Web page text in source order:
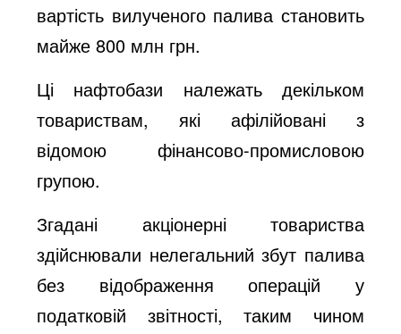
вартість вилученого палива становить
майже 800 млн грн.
Ці нафтобази належать декільком
товариствам, які афілійовані з
відомою фінансово-промисловою
групою.
Згадані акціонерні товариства
здійснювали нелегальний збут палива
без відображення операцій у
податковій звітності, таким чином